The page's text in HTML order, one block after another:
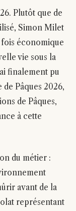
Plutôt que de
Simon Milet
économique
vie sous la
finalement pu
Pâques 2026,
de Pâques,
à cette
du métier :
avant de la
représentant